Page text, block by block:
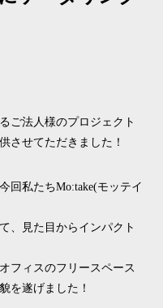
ご法人様のプロジェクト
させてただきました！
回私たちMo:take(モッテイ
、見た目からインパクト
フィスのフリースペース
を遂げました！